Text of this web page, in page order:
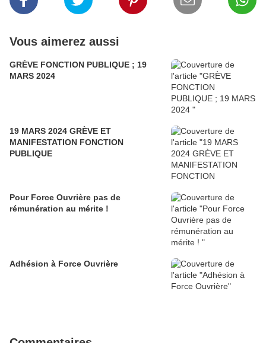
Vous aimerez aussi
GRÈVE FONCTION PUBLIQUE ; 19
MARS 2024
19 MARS 2024 GRÈVE ET
MANIFESTATION FONCTION
PUBLIQUE
Pour Force Ouvrière pas de
rémunération au mérite !
Adhésion à Force Ouvrière